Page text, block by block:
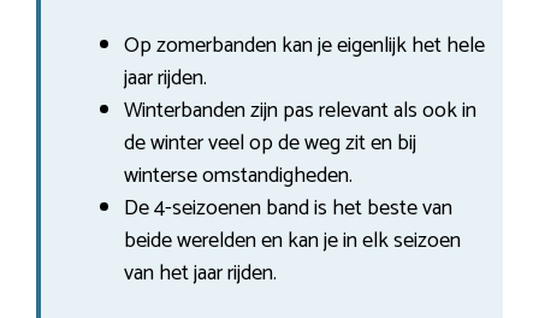
Op zomerbanden kan je eigenlijk het hele
jaar rijden.
Winterbanden zijn pas relevant als ook in
de winter veel op de weg zit en bij
winterse omstandigheden.
De 4-seizoenen band is het beste van
beide werelden en kan je in elk seizoen
van het jaar rijden.